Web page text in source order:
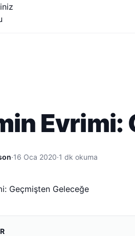
Evrimi:
·16 Oca 2020·1 dk okuma